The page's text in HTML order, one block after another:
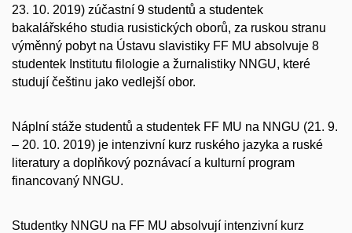
23. 10. 2019) zúčastní 9 studentů a studentek
bakalářského studia rusistických oborů, za ruskou stranu
výměnný pobyt na Ústavu slavistiky FF MU absolvuje 8
studentek Institutu filologie a žurnalistiky NNGU, které
studují češtinu jako vedlejší obor.
Náplní stáže studentů a studentek FF MU na NNGU (21. 9.
– 20. 10. 2019) je intenzivní kurz ruského jazyka a ruské
literatury a doplňkový poznávací a kulturní program
financovaný NNGU.
Studentky NNGU na FF MU absolvují intenzivní kurz